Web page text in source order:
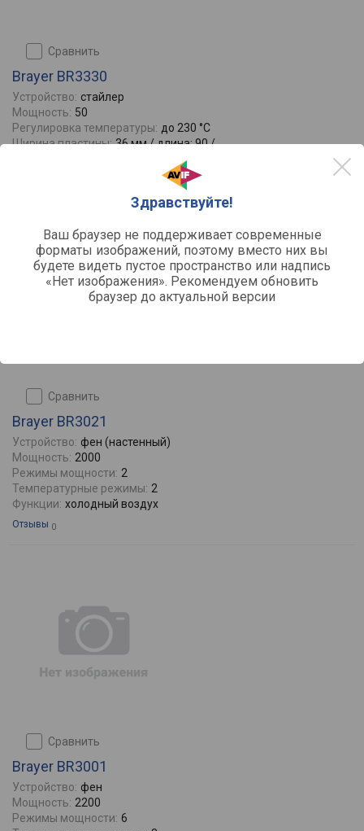
Здравствуйте!
Ваш браузер не поддерживает современные
форматы изображений, поэтому вместо них вы
будете видеть пустое пространство или надпись
«Нет изображения». Рекомендуем обновить
браузер до актуальной версии
сравнить
Brayer BR3330
Устройство: стайлер
Мощность: 50
Регулировка температуры: до 230 °C
Ширина пластины: 36 мм / длина: 90 /
Покрытие нагревательного элемента:
сравнить
Brayer BR3021
Устройство: фен (настенный)
Мощность: 2000
Режимы мощности: 2
Температурные режимы: 2
Функции: холодный воздух
Отзывы 0
сравнить
Brayer BR3001
Устройство: фен
Мощность: 2200
Режимы мощности: 6